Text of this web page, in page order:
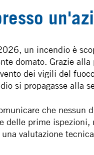
un incendio è
domato. Grazie
dei vigili del
si propagasse alla
che nessun
delle prime
valutazione